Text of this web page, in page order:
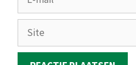
mail
Site